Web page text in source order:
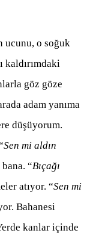
ucunu, o soğuk
kaldırımdaki
göz göze
adam yanıma
düşüyorum.
Sen mi aldın
“Bıçağı
atıyor. “Sen mi
Bahanesi
kanlar içinde